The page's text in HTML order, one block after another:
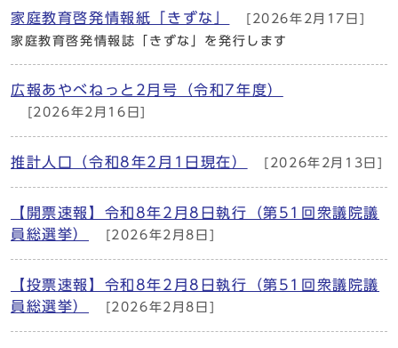
家庭教育啓発情報紙「きずな」 [2026年2月17日]
家庭教育啓発情報誌「きずな」を発行します
広報あやべねっと2月号（令和7年度）
[2026年2月16日]
推計人口（令和8年2月1日現在） [2026年2月13日]
【開票速報】令和8年2月8日執行（第51回衆議院議
員総選挙）
[2026年2月8日]
【投票速報】令和8年2月8日執行（第51回衆議院議
員総選挙）
[2026年2月8日]